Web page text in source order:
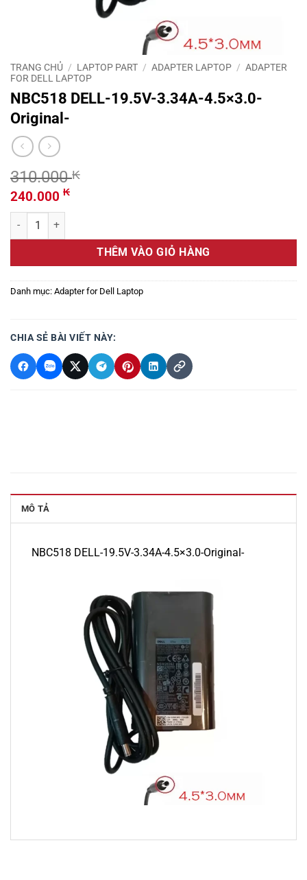
TRANG CHỦ / LAPTOP PART / ADAPTER LAPTOP / ADAPTER
FOR DELL LAPTOP
NBC518 DELL-19.5V-3.34A-4.5×3.0-
Original-
310.000₭
Giá
gốc
là:
310.000 ₭.
240.000 ₭Giá
là:
240.000 ₭.
NBC518 DELL-19.5V-3.34A-4.5x3.0-Original- số lượng
THÊM VÀO GIỎ HÀNG
Danh mục: Adapter for Dell Laptop
CHIA SẺ BÀI VIẾT NÀY:
MÔ TẢ
NBC518 DELL-19.5V-3.34A-4.5×3.0-Original-